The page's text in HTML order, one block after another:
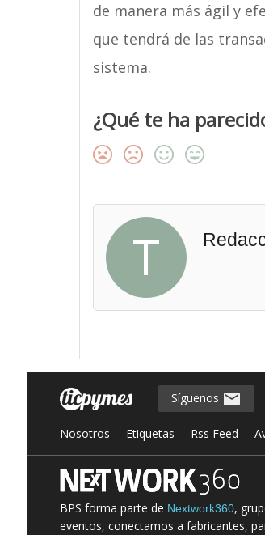
de manera más ágil y
que tendrá de las
sistema.
¿Qué te ha
T
Síguenos
Nosotros Etiquetas Rss Feed
BPS forma parte de Nextwork360,
eventos, conectamos a fabricantes,